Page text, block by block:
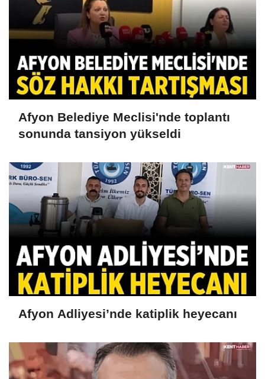
Afyon Belediye Meclisi'nde toplantı
sonunda tansiyon yükseldi
Afyon Adliyesi’nde katiplik heyecanı